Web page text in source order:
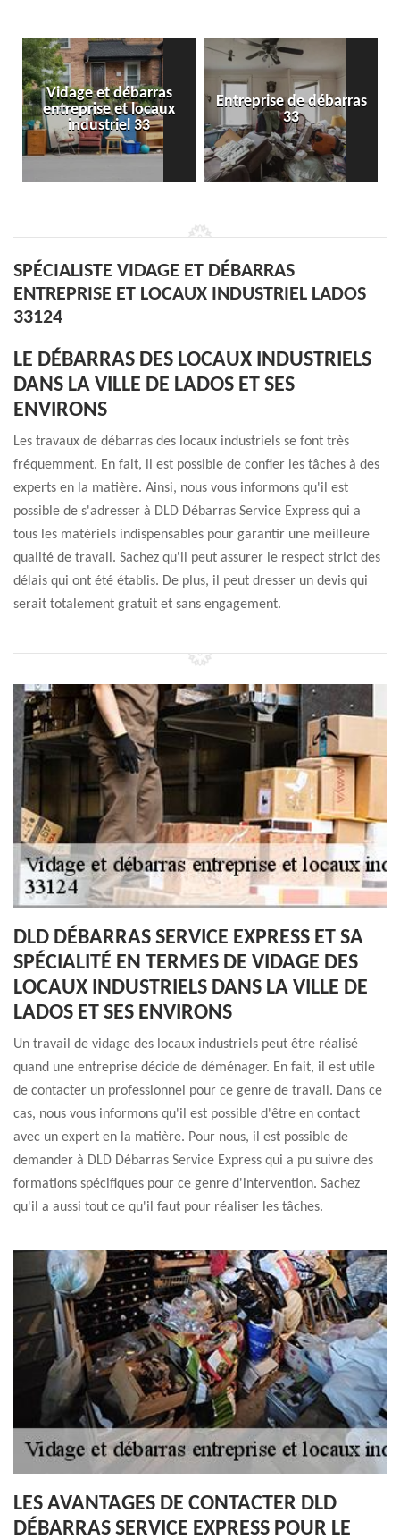
Entreprise de débarras
33
Débarras
d'appartement 33
SPÉCIALISTE VIDAGE ET DÉBARRAS
ENTREPRISE ET LOCAUX INDUSTRIEL LADOS
33124
LE DÉBARRAS DES LOCAUX INDUSTRIELS
DANS LA VILLE DE LADOS ET SES
ENVIRONS
Les travaux de débarras des locaux industriels se font très
fréquemment. En fait, il est possible de confier les tâches à des
experts en la matière. Ainsi, nous vous informons qu'il est
possible de s'adresser à DLD Débarras Service Express qui a
tous les matériels indispensables pour garantir une meilleure
qualité de travail. Sachez qu'il peut assurer le respect strict des
délais qui ont été établis. De plus, il peut dresser un devis qui
serait totalement gratuit et sans engagement.
DLD DÉBARRAS SERVICE EXPRESS ET SA
SPÉCIALITÉ EN TERMES DE VIDAGE DES
LOCAUX INDUSTRIELS DANS LA VILLE DE
LADOS ET SES ENVIRONS
Un travail de vidage des locaux industriels peut être réalisé
quand une entreprise décide de déménager. En fait, il est utile
de contacter un professionnel pour ce genre de travail. Dans ce
cas, nous vous informons qu'il est possible d'être en contact
avec un expert en la matière. Pour nous, il est possible de
demander à DLD Débarras Service Express qui a pu suivre des
formations spécifiques pour ce genre d'intervention. Sachez
qu'il a aussi tout ce qu'il faut pour réaliser les tâches.
LES AVANTAGES DE CONTACTER DLD
DÉBARRAS SERVICE EXPRESS POUR LE